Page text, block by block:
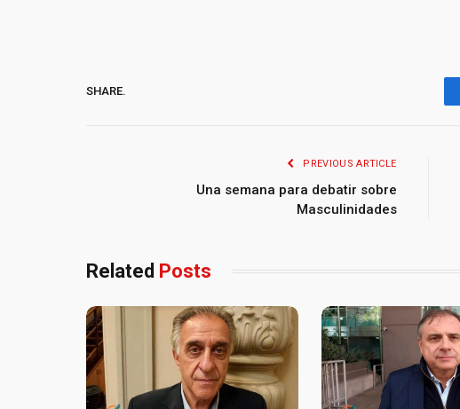
SHARE.
PREVIOUS ARTICLE
Una semana para debatir sobre
Masculinidades
Related Posts